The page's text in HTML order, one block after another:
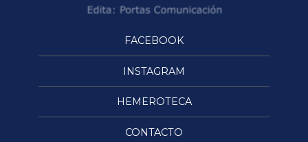
FACEBOOK
INSTAGRAM
HEMEROTECA
CONTACTO